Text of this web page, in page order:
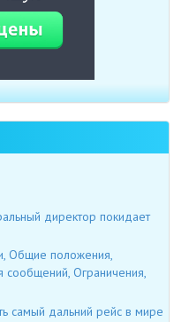
директор покидает
Общие положения,
Ограничения,
самый дальний рейс в мире